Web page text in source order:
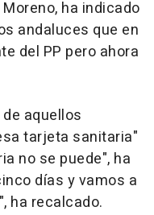
ha indicado
andaluces que en
del PP pero ahora
aquellos
tarjeta sanitaria"
no se puede", ha
días y vamos a
ha recalcado.